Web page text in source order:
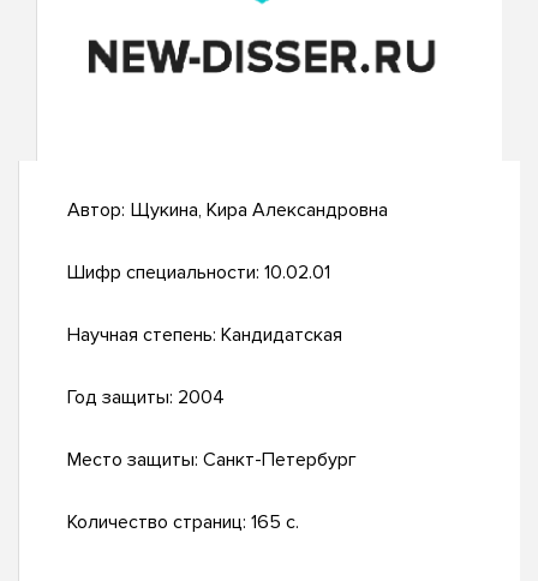
Автор: Щукина, Кира Александровна
Шифр специальности: 10.02.01
Научная степень: Кандидатская
Год защиты: 2004
Место защиты: Санкт-Петербург
Количество страниц: 165 с.